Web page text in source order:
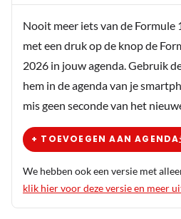
Nooit meer iets van de Formule
met een druk op de knop de
2026 in jouw agenda. Gebruik
hem in de agenda van je
mis geen seconde van het
+ TOEVOEGEN AAN AGENDA
We hebben ook een versie met
klik hier voor deze versie en meer